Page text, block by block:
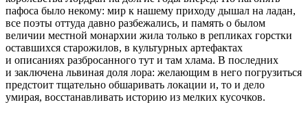
пафоса было некому: мир к нашему приходу дышал на ладан,
все поэты оттуда давно разбежались, и память о былом
величии местной монархии жила только в репликах горстки
оставшихся старожилов, в культурных артефактах
и описаниях разбросанного тут и там хлама. В последних
и заключена львиная доля лора: желающим в него погрузиться
предстоит тщательно обшаривать локации и, то и дело
умирая, восстанавливать историю из мелких кусочков.